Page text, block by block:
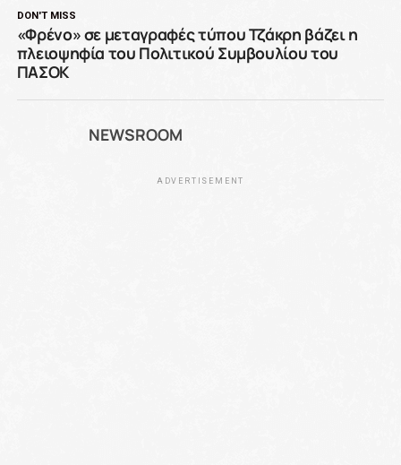
DON'T MISS
«Φρένο» σε μεταγραφές τύπου Τζάκρη βάζει η
πλειοψηφία του Πολιτικού Συμβουλίου του
ΠΑΣΟΚ
NEWSROOM
ADVERTISEMENT